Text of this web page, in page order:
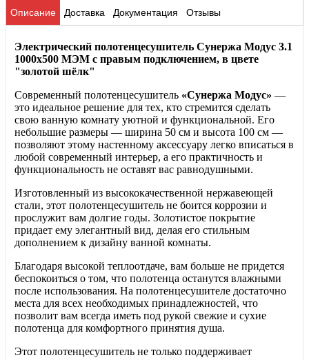
Описание Доставка Документация Отзывы
Электрический полотенцесушитель Сунержа Модус 3.1
1000х500 МЭМ с правым подключением, в цвете
"золотой шёлк"
Современный полотенцесушитель «Сунержа Модус» —
это идеальное решение для тех, кто стремится сделать
свою ванную комнату уютной и функциональной. Его
небольшие размеры — ширина 50 см и высота 100 см —
позволяют этому настенному аксессуару легко вписаться в
любой современный интерьер, а его практичность и
функциональность не оставят вас равнодушными.
Изготовленный из высококачественной нержавеющей
стали, этот полотенцесушитель не боится коррозии и
прослужит вам долгие годы. Золотистое покрытие
придает ему элегантный вид, делая его стильным
дополнением к дизайну ванной комнаты.
Благодаря высокой теплоотдаче, вам больше не придется
беспокоиться о том, что полотенца останутся влажными
после использования. На полотенцесушителе достаточно
места для всех необходимых принадлежностей, что
позволит вам всегда иметь под рукой свежие и сухие
полотенца для комфортного принятия душа.
Этот полотенцесушитель не только поддерживает